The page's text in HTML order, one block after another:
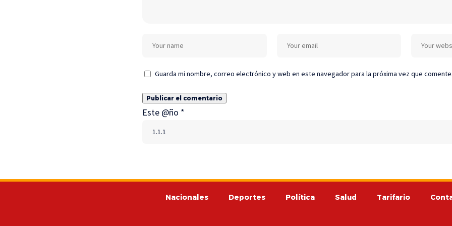
Guarda mi nombre, correo electrónico y web en este navegador para la próxima vez que comente.
Este @ño *
Nacionales Deportes Política Salud Tarifario